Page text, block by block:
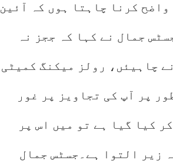
کرنا چاہتا ہوں کہ آئین
جمال نے کہا کہ ججز نہ
چاہیئں، رولز میکنگ کمیٹی
طور پر آپ کی تجاویز پر غور
خط میں 26 ترمیم کا ذکر کیا گیا ہے تو میں اس پر
زیر التوا ہے۔جسٹس جمال